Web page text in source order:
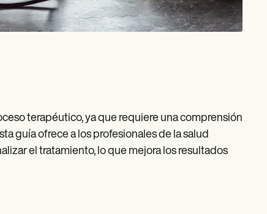
terapéutico, ya que requiere una comprensión
guía ofrece a los profesionales de la salud
el tratamiento, lo que mejora los resultados